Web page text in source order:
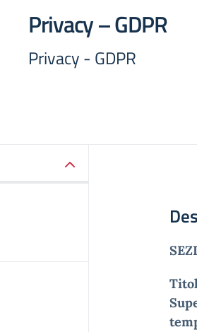
Privacy – GDPR
Privacy - GDPR